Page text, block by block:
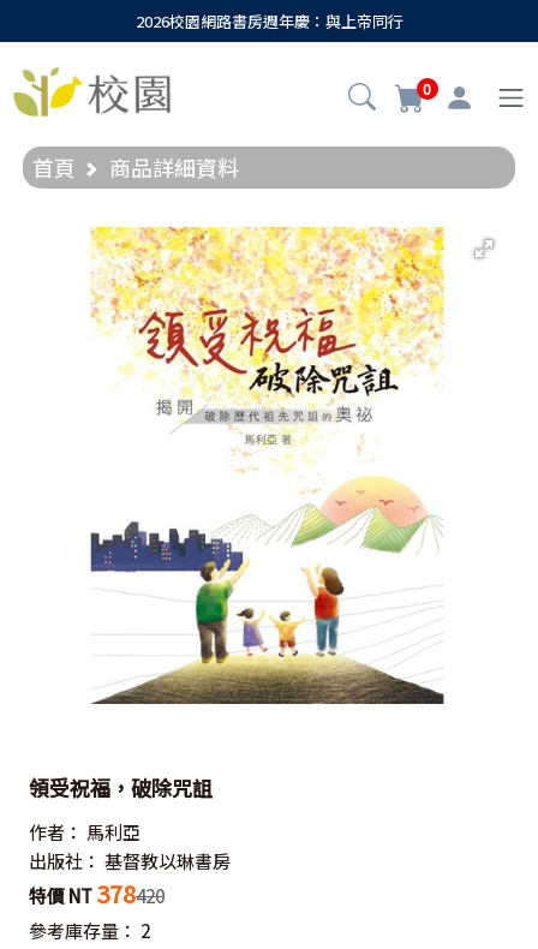
2026校園網路書房週年慶：與上帝同行
0
首頁 商品詳細資料
領受祝福，破除咒詛
作者： 馬利亞
出版社： 基督教以琳書房
特價 NT 378420
參考庫存量： 2